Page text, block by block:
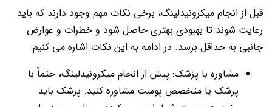
قبل از انجام میکرونیدلینگ، برخی نکات مهم وجود دارند که باید
رعایت شوند تا بهبودی بهتری حاصل شود و خطرات و عوارض
جانبی به حداقل برسد. در ادامه به این نکات اشاره می کنیم:
مشاوره با پزشک: پیش از انجام میکرونیدلینگ، حتماً با
پزشک یا متخصص پوست مشاوره کنید. پزشک باید